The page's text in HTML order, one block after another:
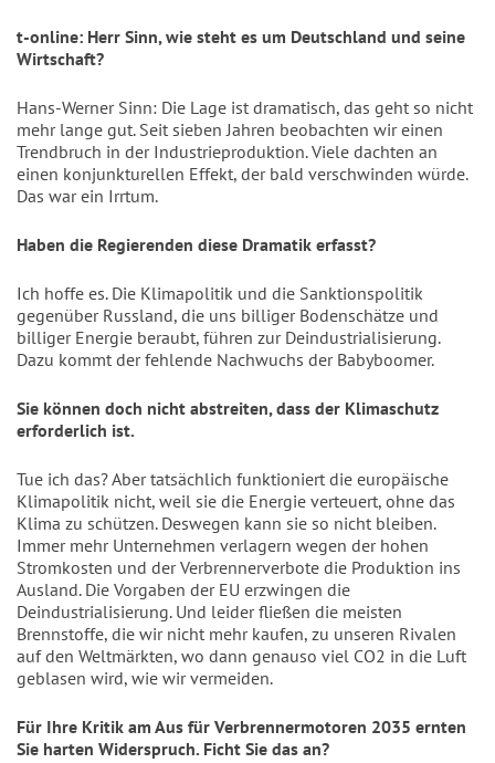
t-online: Herr Sinn, wie steht es um Deutschland und seine
Wirtschaft?
Hans-Werner Sinn: Die Lage ist dramatisch, das geht so nicht
mehr lange gut. Seit sieben Jahren beobachten wir einen
Trendbruch in der Industrieproduktion. Viele dachten an
einen konjunkturellen Effekt, der bald verschwinden würde.
Das war ein Irrtum.
Haben die Regierenden diese Dramatik erfasst?
Ich hoffe es. Die Klimapolitik und die Sanktionspolitik
gegenüber Russland, die uns billiger Bodenschätze und
billiger Energie beraubt, führen zur Deindustrialisierung.
Dazu kommt der fehlende Nachwuchs der Babyboomer.
Sie können doch nicht abstreiten, dass der Klimaschutz
erforderlich ist.
Tue ich das? Aber tatsächlich funktioniert die europäische
Klimapolitik nicht, weil sie die Energie verteuert, ohne das
Klima zu schützen. Deswegen kann sie so nicht bleiben.
Immer mehr Unternehmen verlagern wegen der hohen
Stromkosten und der Verbrennerverbote die Produktion ins
Ausland. Die Vorgaben der EU erzwingen die
Deindustrialisierung. Und leider fließen die meisten
Brennstoffe, die wir nicht mehr kaufen, zu unseren Rivalen
auf den Weltmärkten, wo dann genauso viel CO2 in die Luft
geblasen wird, wie wir vermeiden.
Für Ihre Kritik am Aus für Verbrennermotoren 2035 ernten
Sie harten Widerspruch. Ficht Sie das an?